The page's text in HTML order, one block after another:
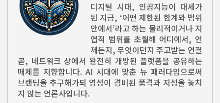
디지털 시대, 인공지능이 대세가
된 지금, ‘어떤 제한된 한계와 범위
안에서’라고 하는 물리적이거나 지
엽적 범위를 초월해 어디에서, 언
제든지, 무엇이던지 주고받는 연결
곧, 네트워크 상에서 완전히 개방된 플랫폼을 공유하는
매체를 지향합니다. AI 시대에 맞춘 뉴 패러다임으로써
브랜딩을 추구해가되 영성이 겸비된 품격과 지성을 놓치
지 않는 언론사입니다.